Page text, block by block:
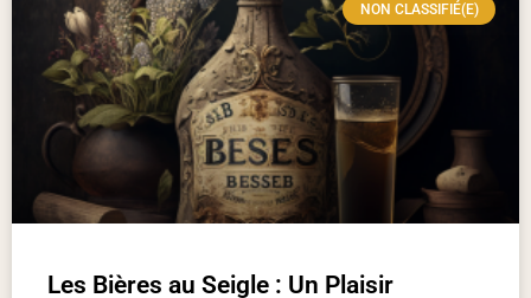
NON CLASSIFIÉ(E)
Les Bières au Seigle : Un Plaisir